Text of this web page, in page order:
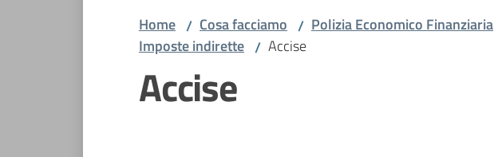
Home / Cosa facciamo / Polizia Economico Finanziaria
Imposte indirette / Accise
Accise